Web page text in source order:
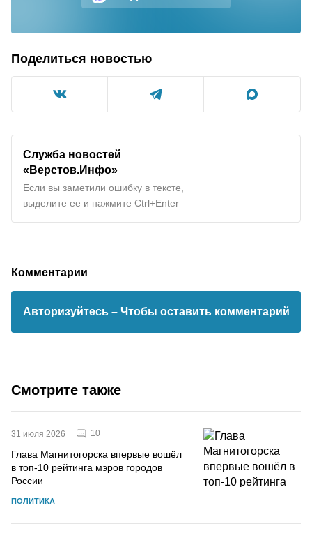
Поделиться новостью
Служба новостей
«Верстов.Инфо»
Если вы заметили ошибку в тексте,
выделите ее и нажмите Ctrl+Enter
Комментарии
Авторизуйтесь – Чтобы оставить комментарий
Смотрите также
31 июля 2026 10
Глава Магнитогорска впервые вошёл
в топ-10 рейтинга мэров городов
России
ПОЛИТИКА